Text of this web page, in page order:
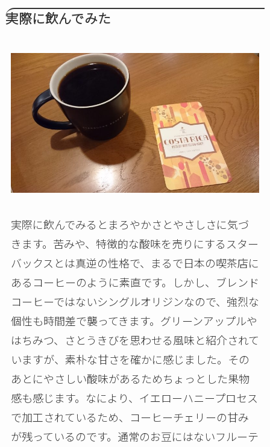
実際に飲んでみた
実際に飲んでみるとまろやかさとやさしさに気づ
きます。苦みや、特徴的な酸味を売りにするスター
バックスとは真逆の性格で、まるで日本の喫茶店に
あるコーヒーのように素直です。しかし、ブレンド
コーヒーではないシングルオリジンなので、強烈な
個性も時間差で襲ってきます。グリーンアップルや
はちみつ、さとうきびを思わせる風味と紹介されて
いますが、素朴な甘さを確かに感じました。その
あとにやさしい酸味があるためちょっとした果物
感も感じます。なにより、イエローハニープロセス
で加工されているため、コーヒーチェリーの甘み
が残っているのです。通常のお豆にはないフルーテ